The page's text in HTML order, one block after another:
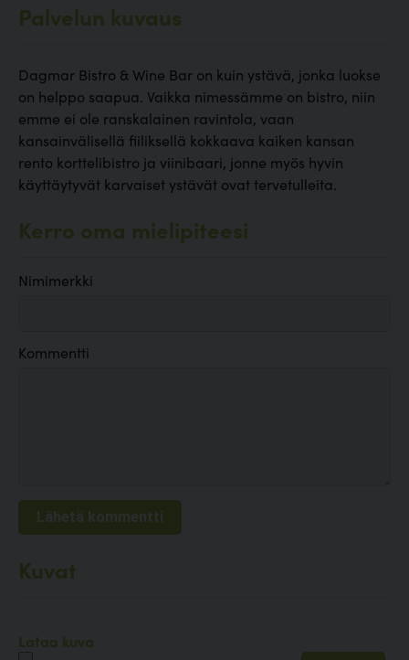
Palvelun kuvaus
Dagmar Bistro & Wine Bar on kuin ystävä, jonka luokse
on helppo saapua. Vaikka nimessämme on bistro, niin
emme ei ole ranskalainen ravintola, vaan
kansainvälisellä fiiliksellä kokkaava kaiken kansan
rento korttelibistro ja viinibaari, jonne myös hyvin
käyttäytyvät karvaiset ystävät ovat tervetulleita.
Kerro oma mielipiteesi
Nimimerkki
Kommentti
Kuvat
Lataa kuva